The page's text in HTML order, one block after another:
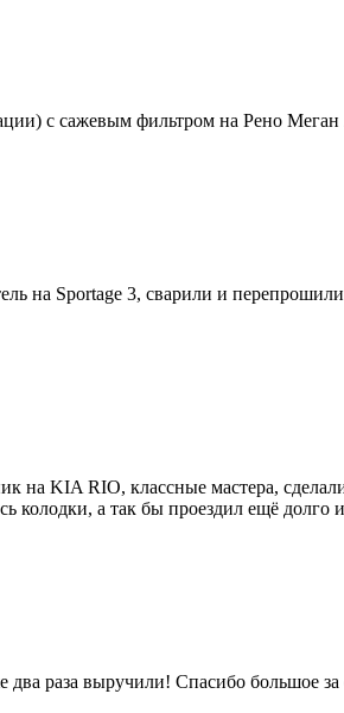
с сажевым фильтром на Рено
на Sportage 3, сварили и
на KIA RIO, классные мастера,
колодки, а так бы проездил ещё
два раза выручили! Спасибо большое